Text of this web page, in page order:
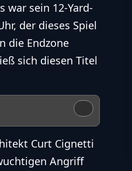
war sein 12-Yard-
der dieses Spiel
die Endzone
sich diesen Titel
Curt Cignetti
Angriff